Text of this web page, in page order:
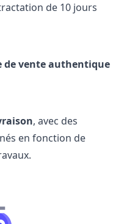
de 10 jours
de vente authentique
, avec des
en fonction de